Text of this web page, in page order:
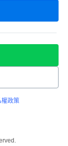
權政策